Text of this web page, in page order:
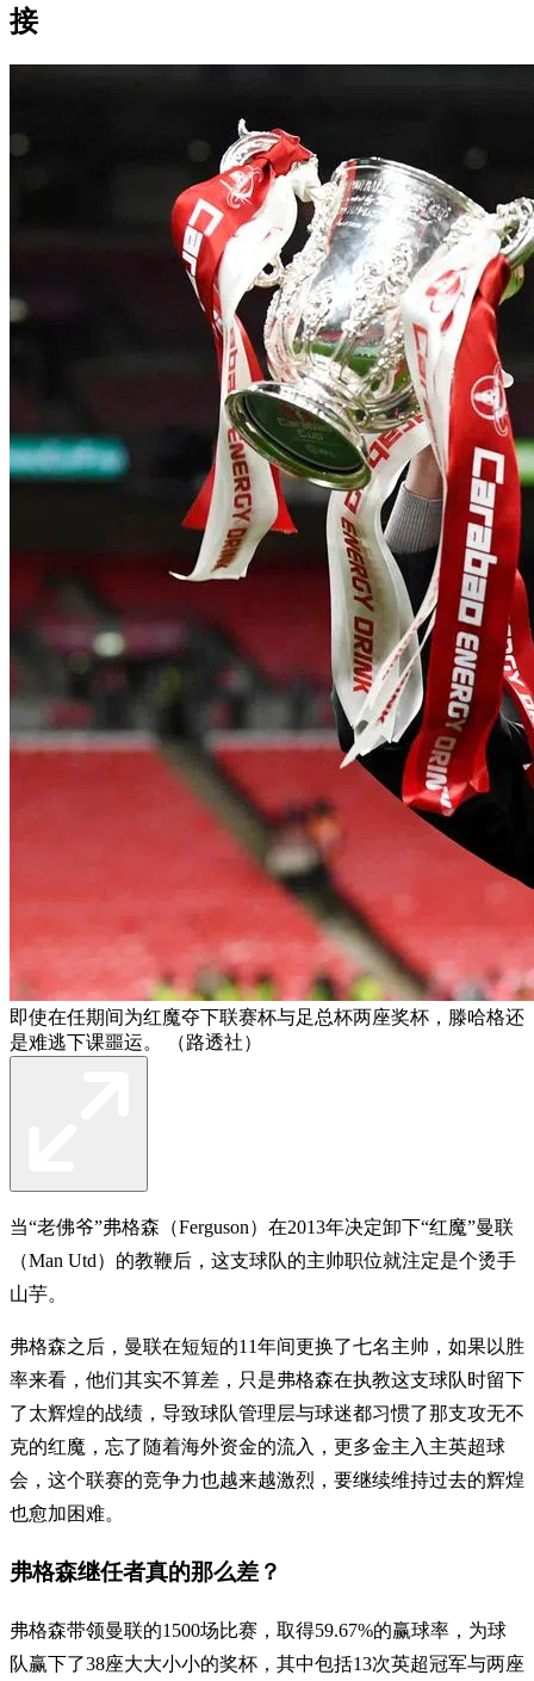
接
即使在任期间为红魔夺下联赛杯与足总杯两座奖杯，滕哈格还
是难逃下课噩运。 （路透社）
当“老佛爷”弗格森（Ferguson）在2013年决定卸下“红魔”曼联
（Man Utd）的教鞭后，这支球队的主帅职位就注定是个烫手
山芋。
弗格森之后，曼联在短短的11年间更换了七名主帅，如果以胜
率来看，他们其实不算差，只是弗格森在执教这支球队时留下
了太辉煌的战绩，导致球队管理层与球迷都习惯了那支攻无不
克的红魔，忘了随着海外资金的流入，更多金主入主英超球
会，这个联赛的竞争力也越来越激烈，要继续维持过去的辉煌
也愈加困难。
弗格森继任者真的那么差？
弗格森带领曼联的1500场比赛，取得59.67%的赢球率，为球
队赢下了38座大大小小的奖杯，其中包括13次英超冠军与两座